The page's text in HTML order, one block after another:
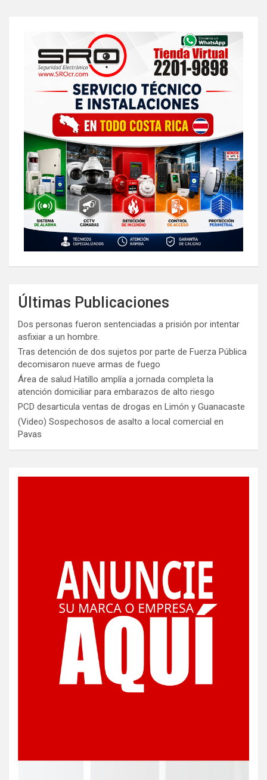
Últimas Publicaciones
Dos personas fueron sentenciadas a prisión por intentar
asfixiar a un hombre.
Tras detención de dos sujetos por parte de Fuerza Pública
decomisaron nueve armas de fuego
Área de salud Hatillo amplía a jornada completa la
atención domiciliar para embarazos de alto riesgo
PCD desarticula ventas de drogas en Limón y Guanacaste
(Video) Sospechosos de asalto a local comercial en
Pavas